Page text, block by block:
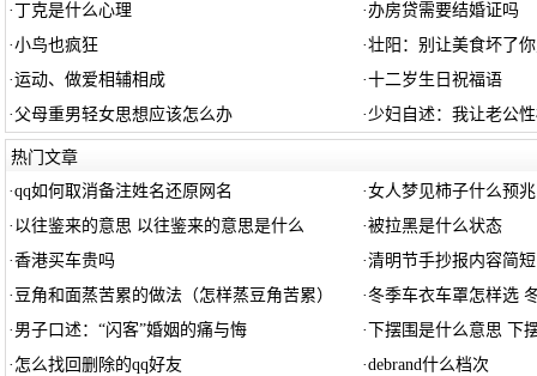
·丁克是什么心理 ·办房贷需要结婚证吗
·小鸟也疯狂 ·壮阳：别让美食坏了
·运动、做爱相辅相成 ·十二岁生日祝福语
· 父母重男轻女思想应该怎么办 · 少妇自述：我让老公
热门文章
·qq如何取消备注姓名还原网名 ·女人梦见柿子什么预兆
· 以往鉴来的意思 以往鉴来的意思是什么 ·被拉黑是什么状态
·香港买车贵吗 ·清明节手抄报内容简
· 豆角和面蒸苦累的做法（怎样蒸豆角苦累） ·冬季车衣车罩怎样选
· 男子口述：“闪客”婚姻的痛与悔 · 下摆围是什么意思 下
· 怎么找回删除的qq好友 ·debrand什么档次